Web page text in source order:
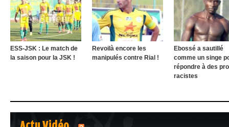
ESS-JSK : Le match de
la saison pour la JSK !
Revoilà encore les
manipulés contre Rial !
Ebossé a sautillé
comme un singe
répondre à des
racistes